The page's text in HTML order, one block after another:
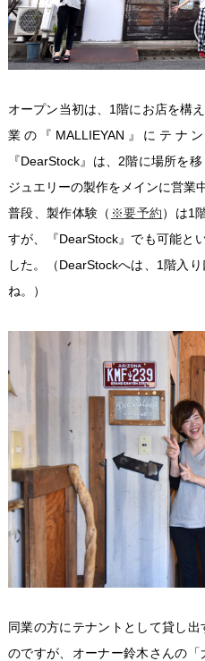
オープン当初は、1階にお店を構
業の『MALLIEYAN』にテナ
『DearStock』は、2階に場所を
ジュエリーの製作をメインに営業中
普段、製作体験（ ※要予約）は1
すが、『DearStock』でも可能と
した。（DearStockへは、1階入
ね。）
同業の方にテナントとして貸し
のですが、オーナー鈴木さんの